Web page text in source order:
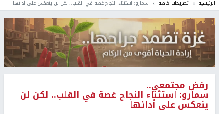
الرئيسية تصريحات خاصة سمارو: استثناء النجاح غصة في القلب.. لكن لن ينعكس على أدائها
رفض مجتمعي..
سمارو: استثناء النجاح غصة في القلب.. لكن لن
ينعكس على أدائها